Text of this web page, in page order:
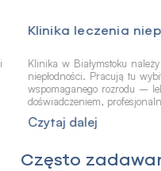
Klinika leczenia
Klinika w Białymstoku
niepłodności. Pracują tu
wspomaganego rozrodu –
doświadczeniem,
Czytaj dalej
Często